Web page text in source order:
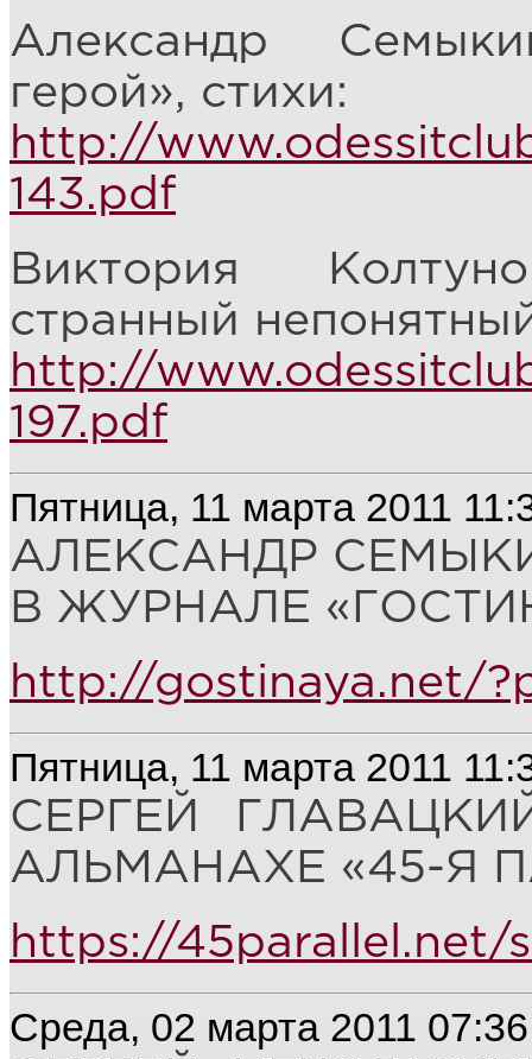
Александр
герой», стихи:
http://
143.pdf
Виктория
странный
http://
197.pdf
Пятница, 11 марта 2011
АЛЕКСАНДР
В ЖУРНАЛЕ
http://gostinaya.net/
Пятница, 11 марта 2011
СЕРГЕЙ
АЛЬМАНАХЕ «45-Я
https://45parallel.net/
Среда, 02 марта 2011 07:36